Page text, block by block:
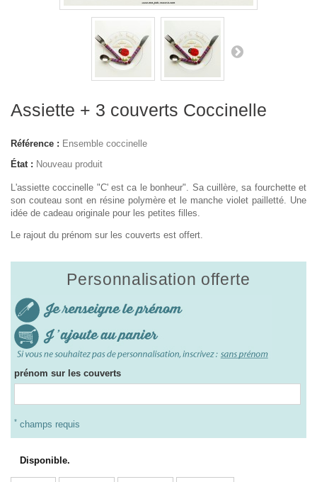
Assiette + 3 couverts Coccinelle
Référence : Ensemble coccinelle
État : Nouveau produit
L'assiette coccinelle "C' est ca le bonheur". Sa cuillère, sa fourchette et
son couteau sont en résine polymère et le manche violet pailletté. Une
idée de cadeau originale pour les petites filles.
Le rajout du prénom sur les couverts est offert.
Personnalisation offerte
prénom sur les couverts
* champs requis
Disponible.